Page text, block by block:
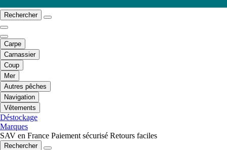
Rechercher
Carpe
Carnassier
Coup
Mer
Autres pêches
Navigation
Vêtements
Déstockage
Marques
SAV en France Paiement sécurisé Retours faciles
Rechercher